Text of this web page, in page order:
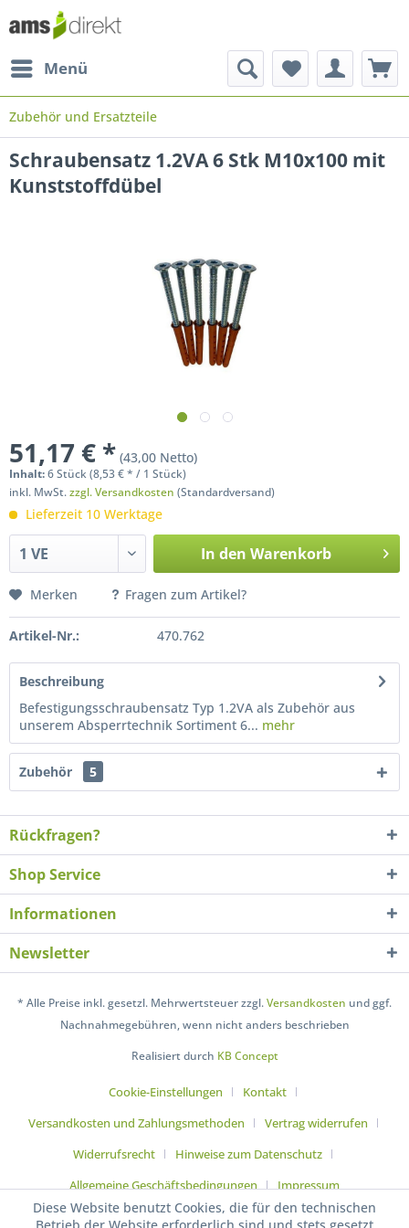
Menü
Zubehör und Ersatzteile
Schraubensatz 1.2VA 6 Stk M10x100 mit
Kunststoffdübel
51,17 € * (43,00 Netto)
Inhalt:6 Stück (8,53 € * / 1 Stück)
inkl. MwSt.zzgl. Versandkosten (Standardversand)
Lieferzeit 10 Werktage
In den Warenkorb
Merken Fragen zum Artikel?
Artikel-Nr.: 470.762
Beschreibung
Befestigungsschraubensatz Typ 1.2VA als Zubehör aus
unserem Absperrtechnik Sortiment 6... mehr
Zubehör 5
Rückfragen?
Shop Service
Informationen
Newsletter
* Alle Preise inkl. gesetzl. Mehrwertsteuer zzgl.Versandkosten und ggf.
Nachnahmegebühren, wenn nicht anders beschrieben
Realisiert durch KB Concept
Cookie-Einstellungen
Kontakt
Versandkosten und Zahlungsmethoden
Vertrag widerrufen
Widerrufsrecht
Hinweise zum Datenschutz
Allgemeine Geschäftsbedingungen
Impressum
Diese Website benutzt Cookies, die für den technischen